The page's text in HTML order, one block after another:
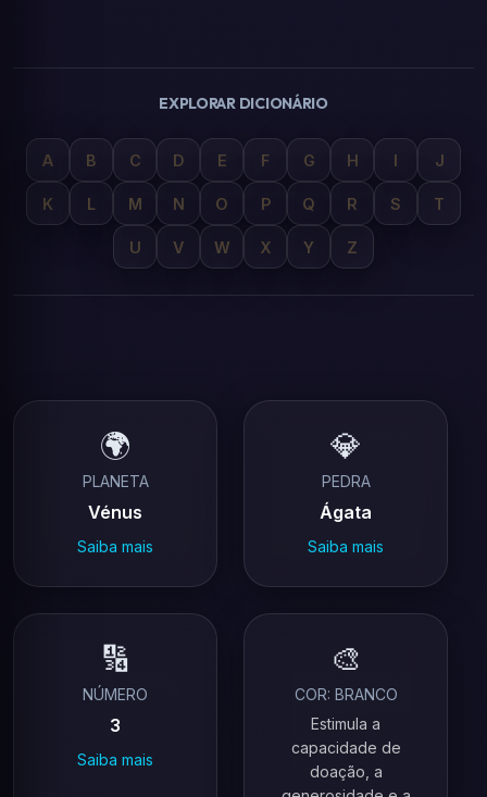
EXPLORAR DICIONÁRIO
A B C D E F G H I J
K L M N O P Q R S T
U V W X Y Z
🌍
PLANETA
Vénus
Saiba mais
💎
PEDRA
Ágata
Saiba mais
🔢
NÚMERO
3
Saiba mais
🎨
COR: BRANCO
Estimula a
capacidade de
doação, a